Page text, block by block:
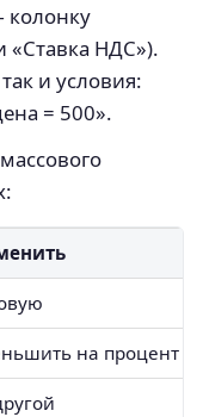
колонку
«Ставка НДС»).
и условия:
= 500».
на процент